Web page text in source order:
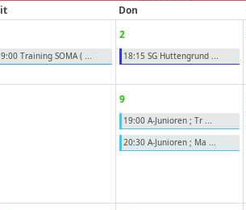
Don
Training SOMA ( ...
2
18:15 SG Huttengrund ...
9
19:00 A-Junioren ; Tr ...
20:30 A-Junioren ; Ma ...